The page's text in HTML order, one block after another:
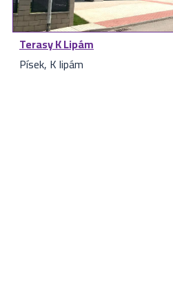
Terasy K Lipám
Písek, K lipám